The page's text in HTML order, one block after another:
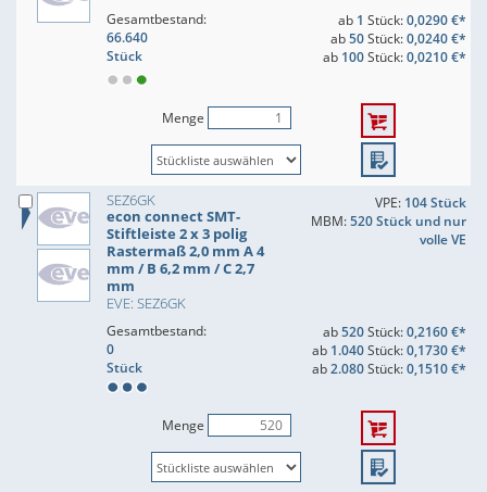
Gesamtbestand:
66.640
Stück
ab 1 Stück:0,0290 €*
ab50Stück:0,0240 €*
ab 100Stück:0,0210 €*
Menge
SEZ6GK
econ connect SMT-
Stiftleiste 2 x 3 polig
Rastermaß 2,0 mm A 4
mm / B 6,2 mm / C 2,7
mm
EVE: SEZ6GK
VPE: 104 Stück
MBM:520 Stück und nur
volle VE
Gesamtbestand:
0
Stück
ab520Stück:0,2160 €*
ab 1.040Stück:0,1730 €*
ab2.080Stück:0,1510 €*
Menge